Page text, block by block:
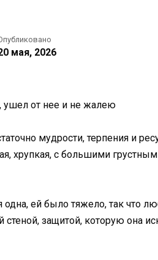
мая, 2026
ушел от нее и не жалею
мудрости, терпения и
хрупкая, с большими
одна, ей было тяжело, так что
стеной, защитой, которую она